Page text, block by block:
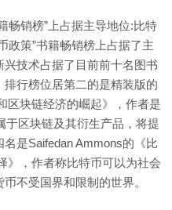
畅销榜”上占据主导地位:比特
政策”书籍畅销榜上占据了主
技术占据了目前前十名图书
行榜位居第二的是精装版的
区块链经济的崛起》，作者是
于区块链及其衍生产品，将提
是Saifedan Ammons的《比
》，作者称比特币可以为社会
不受国界和限制的世界。